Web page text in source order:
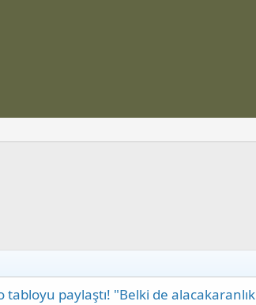
paylaştı! "Belki de alacakaranlık